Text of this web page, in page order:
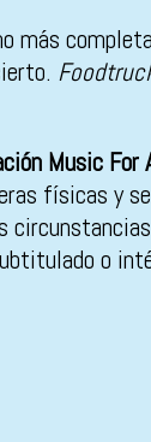
más
Music For
físicas y
o